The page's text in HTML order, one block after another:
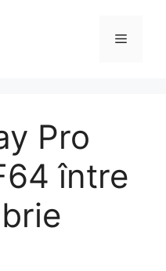
Meniu
Pro
între